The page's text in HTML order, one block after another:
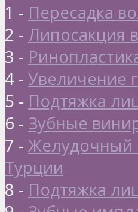
1 - Пересадка
2 - Липосакция
3 -
4 - Увеличение
5 - Подтяжка
6 - Зубные
7 - Желудочный
Турции
8 - Подтяжка